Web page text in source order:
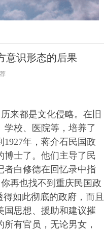
意识形态的后果
来都是文化侵略。在旧
学校、医院等，培养了
年，蒋介石民国政
博士了。他们主导了民
者白修德在回忆录中指
再也找不到重庆民国政
如此彻底的政府，而且
国思想、援助和建议摧
有官员，无论男女，